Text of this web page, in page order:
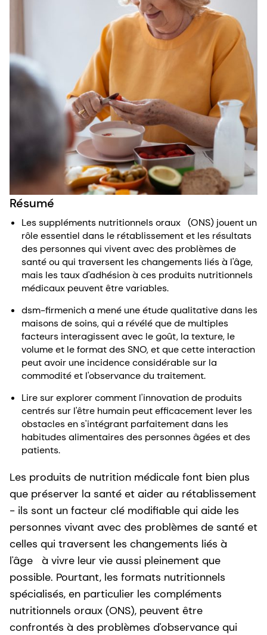
Résumé
Les suppléments nutritionnels oraux (ONS) jouent un
rôle essentiel dans le rétablissement et les résultats
des personnes qui vivent avec des problèmes de
santé ou qui traversent les changements liés à l'âge,
mais les taux d'adhésion à ces produits nutritionnels
médicaux peuvent être variables.
dsm-firmenich a mené une étude qualitative dans les
maisons de soins, qui a révélé que de multiples
facteurs interagissent avec le goût, la texture, le
volume et le format des SNO, et que cette interaction
peut avoir une incidence considérable sur la
commodité et l'observance du traitement.
Lire sur explorer comment l'innovation de produits
centrés sur l'être humain peut efficacement lever les
obstacles en s'intégrant parfaitement dans les
habitudes alimentaires des personnes âgées et des
patients.
Les produits de nutrition médicale font bien plus
que préserver la santé et aider au rétablissement
- ils sont un facteur clé modifiable qui aide les
personnes vivant avec des problèmes de santé et
celles qui traversent les changements liés à
l'âge à vivre leur vie aussi pleinement que
possible. Pourtant, les formats nutritionnels
spécialisés, en particulier les compléments
nutritionnels oraux (ONS), peuvent être
confrontés à des problèmes d'observance qui